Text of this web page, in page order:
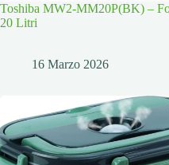
Toshiba MW2-MM20P(BK) –
20 Litri
16 Marzo 2026